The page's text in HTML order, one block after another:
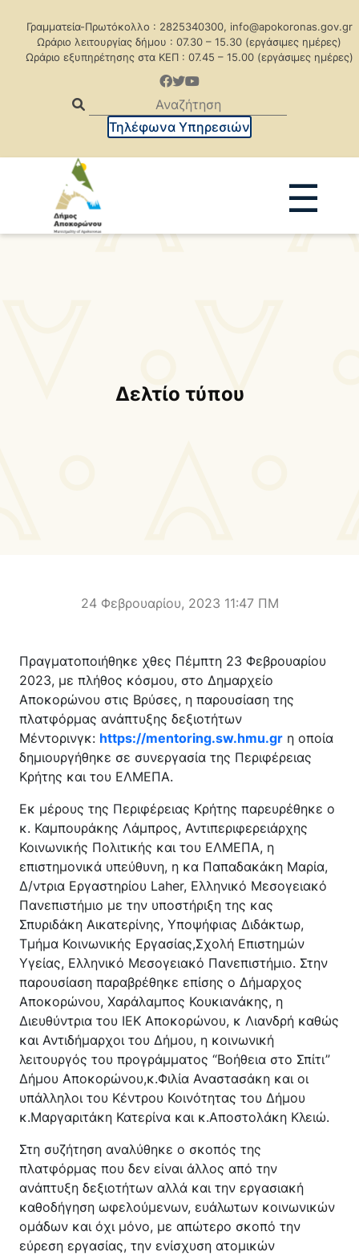
Γραμματεία-Πρωτόκολλο : 2825340300, info@apokoronas.gov.gr
Ωράριο λειτουργίας δήμου : 07.30 – 15.30 (εργάσιμες ημέρες)
Ωράριο εξυπηρέτησης στα ΚΕΠ : 07.45 – 15.00 (εργάσιμες ημέρες)
Τηλέφωνα Υπηρεσιών
Εντεταλμένοι Δημοτικοί
Σύμβουλοι
Αποκορώνα Χανίων
Δήμοσιο Ι.Ε.Κ
Αποκορώνου
ΔΗΜΟΤΙΚΗ ΠΙΝΑΚΟΘΗΚΗ
ΦΡΕ
Κέντρο Κοινότητας
Βοήθεια στο Σπίτι
Λαογραφικό Μουσείο
Γαβολοχωρίου
☰
Δελτίο τύπου
24 Φεβρουαρίου, 2023 11:47 ΠΜ
Πραγματοποιήθηκε χθες Πέμπτη 23 Φεβρουαρίου
2023, με πλήθος κόσμου, στο Δημαρχείο
Αποκορώνου στις Βρύσες, η παρουσίαση της
πλατφόρμας ανάπτυξης δεξιοτήτων
Μέντορινγκ: https://mentoring.sw.hmu.gr η οποία
δημιουργήθηκε σε συνεργασία της Περιφέρειας
Κρήτης και του ΕΛΜΕΠΑ.
Εκ μέρους της Περιφέρειας Κρήτης παρευρέθηκε ο
κ. Καμπουράκης Λάμπρος, Αντιπεριφερειάρχης
Κοινωνικής Πολιτικής και του ΕΛΜΕΠΑ, η
επιστημονικά υπεύθυνη, η κα Παπαδακάκη Μαρία,
Δ/ντρια Εργαστηρίου Laher, Ελληνικό Μεσογειακό
Πανεπιστήμιο με την υποστήριξη της κας
Σπυριδάκη Αικατερίνης, Υποψήφιας Διδάκτωρ,
Τμήμα Κοινωνικής Εργασίας,Σχολή Επιστημών
Υγείας, Ελληνικό Μεσογειακό Πανεπιστήμιο. Στην
παρουσίαση παραβρέθηκε επίσης ο Δήμαρχος
Αποκορώνου, Χαράλαμπος Κουκιανάκης, η
Διευθύντρια του ΙΕΚ Αποκορώνου, κ Λιανδρή καθώς
και Αντιδήμαρχοι του Δήμου, η κοινωνική
λειτουργός του προγράμματος “Βοήθεια στο Σπίτι”
Δήμου Αποκορώνου,κ.Φιλία Αναστασάκη και οι
υπάλληλοι του Κέντρου Κοινότητας του Δήμου
κ.Μαργαριτάκη Κατερίνα και κ.Αποστολάκη Κλειώ.
Στη συζήτηση αναλύθηκε ο σκοπός της
πλατφόρμας που δεν είναι άλλος από την
ανάπτυξη δεξιοτήτων αλλά και την εργασιακή
καθοδήγηση ωφελούμενων, ευάλωτων κοινωνικών
ομάδων και όχι μόνο, με απώτερο σκοπό την
εύρεση εργασίας, την ενίσχυση ατομικών